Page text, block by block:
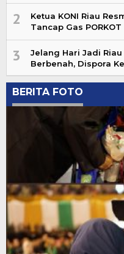
2
Ketua KONI Riau
Tancap Gas PORKOT
3
Jelang Hari Jadi
Berbenah, Dispora
BERITA FOTO